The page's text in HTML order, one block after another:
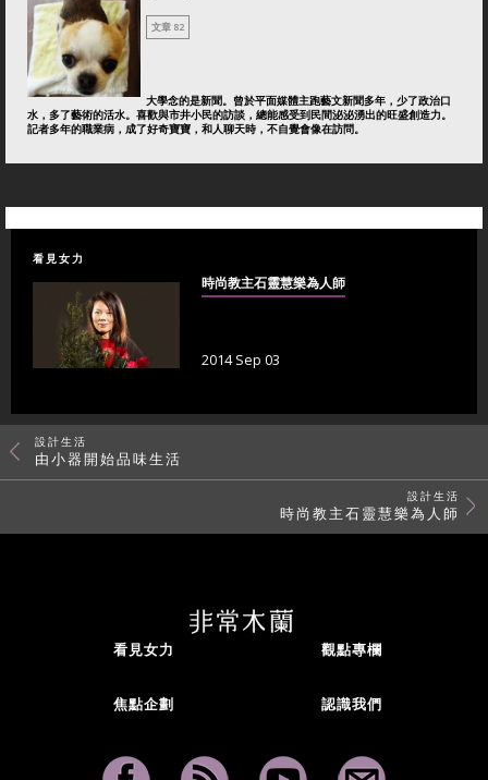
文章 82
大學念的是新聞。曾於平面媒體主跑藝文新聞多年，少了政治口
水，多了藝術的活水。喜歡與市井小民的訪談，總能感受到民間泌泌湧出的旺盛創造力。
記者多年的職業病，成了好奇寶寶，和人聊天時，不自覺會像在訪問。
看見女力
時尚教主石靈慧樂為人師
2014 Sep 03
設計生活
由小器開始品味生活
設計生活
時尚教主石靈慧樂為人師
看見女力 觀點專欄
焦點企劃 認識我們